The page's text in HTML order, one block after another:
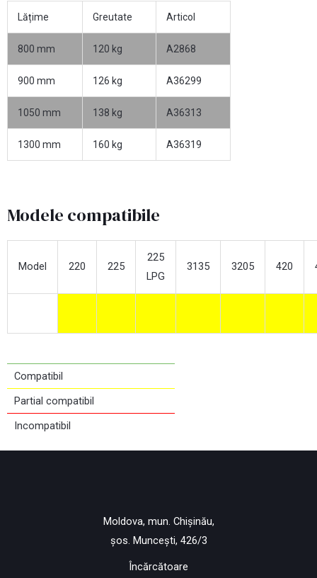
Lățime Greutate Articol
800 mm 120 kg A2868
900 mm 126 kg A36299
1050 mm 138 kg A36313
1300 mm 160 kg A36319
Modele compatibile
Model 220 225
225
LPG
3135 3205 420
Compatibil
Partial compatibil
Incompatibil
Moldova, mun. Chișinău,
șos. Muncești, 426/3
Încărcătoare